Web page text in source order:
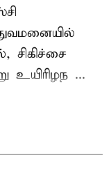
சிகிச்சை
உயிரிழந ...